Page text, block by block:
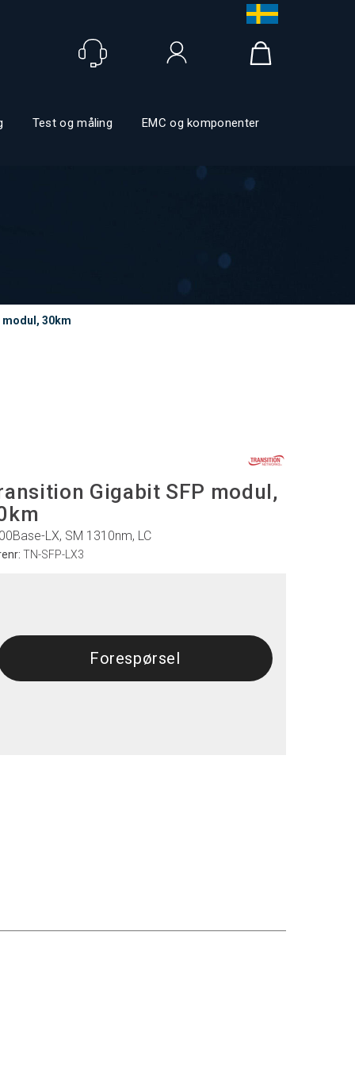
Test og måling EMC og komponenter
30km
Gigabit SFP modul,
LX, SM 1310nm, LC
TN-SFP-LX3
Forespørsel